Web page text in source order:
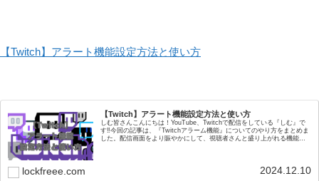
【Twitch】アラート機能設定方法と使い方
【Twitch】アラート機能設定方法と使い方
しむ皆さんこんにちは！YouTube、Twitchで配信をしている『しむ』で
す‼今回の記事は、『Twitchアラーム機能』についてのやり方をまとめま
した。配信画面をより賑やかにして、視聴者さんと盛り上がれる機能だ
lockfreee.com 2024.12.10